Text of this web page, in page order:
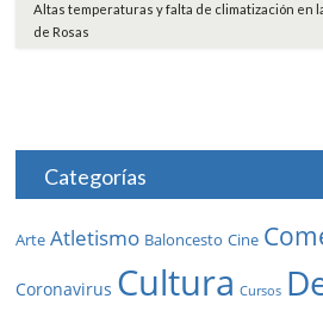
Altas temperaturas y falta de climatización en
de Rosas
Categorías
Arte Atletismo Baloncesto Cine
Coronavirus Cultura Cursos